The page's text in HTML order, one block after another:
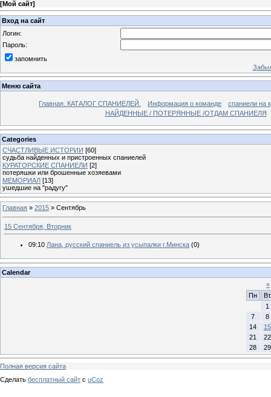
[Мой сайт]
Вход на сайт
Логин:
Пароль:
запомнить
Меню сайта
Главная. КАТАЛОГ СПАНИЕЛЕЙ. Информация о команде
спаниели на
НАЙДЕННЫЕ / ПОТЕРЯННЫЕ /ОТДАМ СПАНИЕЛЯ
Categories
СЧАСТЛИВЫЕ ИСТОРИИ [60]
судьба найденных и пристроенных спаниелей
КУРАТОРСКИЕ СПАНИЕЛИ [2]
потеряшки или брошенные хозяевами
МЕМОРИАЛ [13]
ушедшие на "радугу"
Главная » 2015 » Сентябрь
15 Сентября, Вторник
09:10 Лана, русский спаниель из усыпалки г.Минска (0)
Calendar
«
Пн
Вт
1
7
8
14
15
21
22
28
29
Полная версия сайта
Сделать бесплатный сайт с uCoz